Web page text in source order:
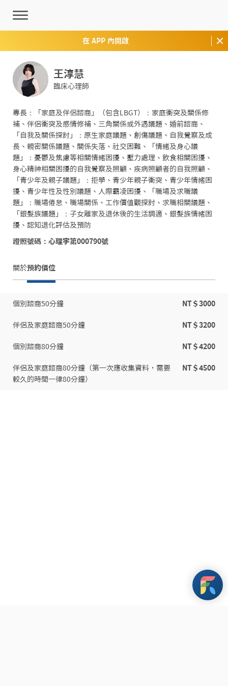
在 APP 內開啟
王淳慧
臨床心理師
專長：「家庭及伴侶諮商」（包含LBGT）：家庭衝突及關係修
補、伴侶衝突及感情修補、三角關係或外遇議題、婚前諮商、
「自我及關係探討」：原生家庭議題、創傷議題、自我覺察及成
長、親密關係議題、關係失落、社交困難、「情緒及身心議
題」：憂鬱及焦慮等相關情緒困擾、壓力處理、飲食相關困擾、
身心精神相關困擾的自我覺察及照顧、疾病照顧者的自我照顧、
「青少年及親子議題」：拒學、青少年親子衝突、青少年情緒困
擾、青少年性及性別議題、人際霸凌困擾、「職場及求職議
題」：職場倦怠、職場關係、工作價值觀探討、求職相關議題、
「銀髮族議題」：子女離家及退休後的生活調適、銀髮族情緒困
擾、認知退化評估及預防
證照號碼：心理字第000790號
關於預約價位
個別諮商50分鐘 NT＄3000
伴侶及家庭諮商50分鐘 NT＄3200
個別諮商80分鐘 NT＄4200
伴侶及家庭諮商80分鐘（第一次應收集資料，需要
較久的時間一律80分鐘）
NT＄4500